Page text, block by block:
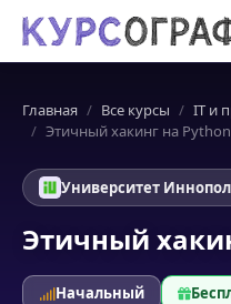
Главная Все курсы
IT и
Этичный хакинг на Python
Университет
Этичный
Начальный